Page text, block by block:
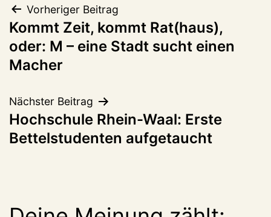
Beitragsnavigation
Vorheriger Beitrag
Kommt Zeit, kommt Rat(haus),
oder: M – eine Stadt sucht einen
Macher
Nächster Beitrag
Hochschule Rhein-Waal: Erste
Bettelstudenten aufgetaucht